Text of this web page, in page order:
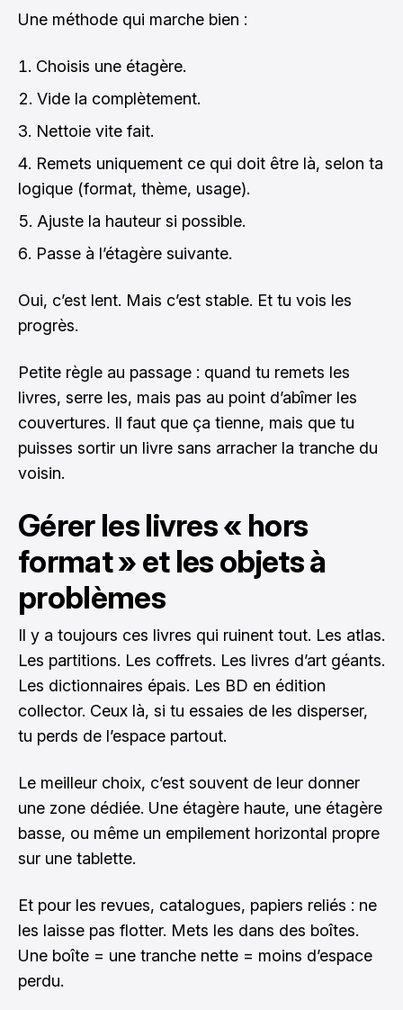
Une méthode qui marche bien :
Choisis une étagère.
Vide la complètement.
Nettoie vite fait.
Remets uniquement ce qui doit être là, selon ta
logique (format, thème, usage).
Ajuste la hauteur si possible.
Passe à l’étagère suivante.
Oui, c’est lent. Mais c’est stable. Et tu vois les
progrès.
Petite règle au passage : quand tu remets les
livres, serre les, mais pas au point d’abîmer les
couvertures. Il faut que ça tienne, mais que tu
puisses sortir un livre sans arracher la tranche du
voisin.
Gérer les livres « hors
format » et les objets à
problèmes
Il y a toujours ces livres qui ruinent tout. Les atlas.
Les partitions. Les coffrets. Les livres d’art géants.
Les dictionnaires épais. Les BD en édition
collector. Ceux là, si tu essaies de les disperser,
tu perds de l’espace partout.
Le meilleur choix, c’est souvent de leur donner
une zone dédiée. Une étagère haute, une étagère
basse, ou même un empilement horizontal propre
sur une tablette.
Et pour les revues, catalogues, papiers reliés : ne
les laisse pas flotter. Mets les dans des boîtes.
Une boîte = une tranche nette = moins d’espace
perdu.